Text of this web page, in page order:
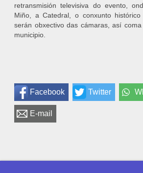
retransmisión televisiva do evento,
Miño, a Catedral, o conxunto
serán obxectivo das cámaras, así
municipio.
Facebook Twitter
E-mail